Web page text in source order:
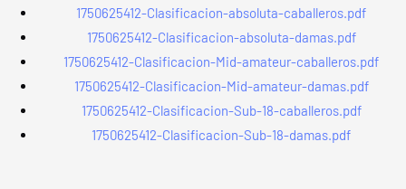
1750625412-Clasificacion-absoluta-caballeros.pdf
1750625412-Clasificacion-absoluta-damas.pdf
1750625412-Clasificacion-Mid-amateur-caballeros.pdf
1750625412-Clasificacion-Mid-amateur-damas.pdf
1750625412-Clasificacion-Sub-18-caballeros.pdf
1750625412-Clasificacion-Sub-18-damas.pdf